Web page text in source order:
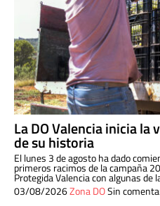
La DO Valencia inicia
de su historia
El lunes 3 de agosto ha dado
primeros racimos de la campaña
Protegida Valencia con algunas
03/08/2026Zona DOSin